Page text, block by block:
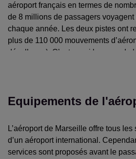
aéroport français en termes de
de 8 millions de passagers voyagent
chaque année. Les deux pistes ont
plus de 110 000 mouvements
décollages). C’est aussi le second
Marseille à Paris et Munich. Bien
depuis Marseille soient à destination
Madagascar, La Réunion, le
Maghreb et Dakar. Un grand nombre
exploitent des vols à l’aéroport de
Equipements de
L’aéroport de Marseille offre tous
d’un aéroport international.
services sont proposés avant le